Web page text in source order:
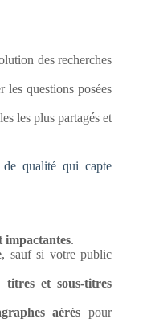
des recherches
les questions posées
les plus partagés et
qualité qui capte
impactantes.
, sauf si votre public
titres et sous-titres
aérés pour